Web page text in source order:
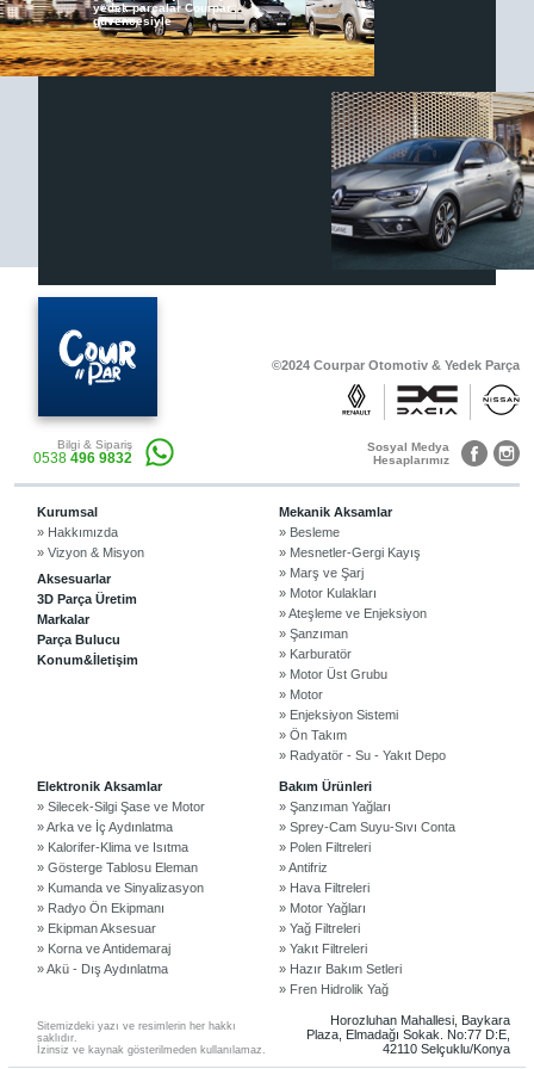
Otomobil, Suv, arazi ve ticari araçlar için
gerekli sarf malzemeler Courpar’da
3D baskı teknolojisiyle üretiyor,
müşterilerimize çözüm sunuyoruz.
©2024 Courpar Otomotiv & Yedek Parça
Renault & Dacia Araçlarınızda
Yedek Parça Çözümleri için
En Güvenilir Destek Noktası
yedek parçalar Courpar
güvencesiyle
©2024 Courpar Otomotiv & Yedek Parça
Bilgi & Sipariş
0538 496 9832
Sosyal Medya
Hesaplarımız
Sitemizdeki yazı ve resimlerin her hakkı
saklıdır.
İzinsiz ve kaynak gösterilmeden kullanılamaz.
Horozluhan Mahallesi, Baykara
Plaza, Elmadağı Sokak. No:77 D:E,
42110 Selçuklu/Konya
Kurumsal
» Hakkımızda
» Vizyon & Misyon
Aksesuarlar
3D Parça Üretim
Markalar
Parça Bulucu
Konum&İletişim
Mekanik Aksamlar
» Besleme
» Mesnetler-Gergi Kayış
» Marş ve Şarj
» Motor Kulakları
» Ateşleme ve Enjeksiyon
» Şanzıman
» Karburatör
» Motor Üst Grubu
» Motor
» Enjeksiyon Sistemi
» Ön Takım
» Radyatör - Su - Yakıt Depo
Elektronik Aksamlar
» Silecek-Silgi Şase ve Motor
» Arka ve İç Aydınlatma
» Kalorifer-Klima ve Isıtma
» Gösterge Tablosu Eleman
» Kumanda ve Sinyalizasyon
» Radyo Ön Ekipmanı
» Ekipman Aksesuar
» Korna ve Antidemaraj
» Akü - Dış Aydınlatma
Bakım Ürünleri
» Şanzıman Yağları
» Sprey-Cam Suyu-Sıvı Conta
» Polen Filtreleri
» Antifriz
» Hava Filtreleri
» Motor Yağları
» Yağ Filtreleri
» Yakıt Filtreleri
» Hazır Bakım Setleri
» Fren Hidrolik Yağ